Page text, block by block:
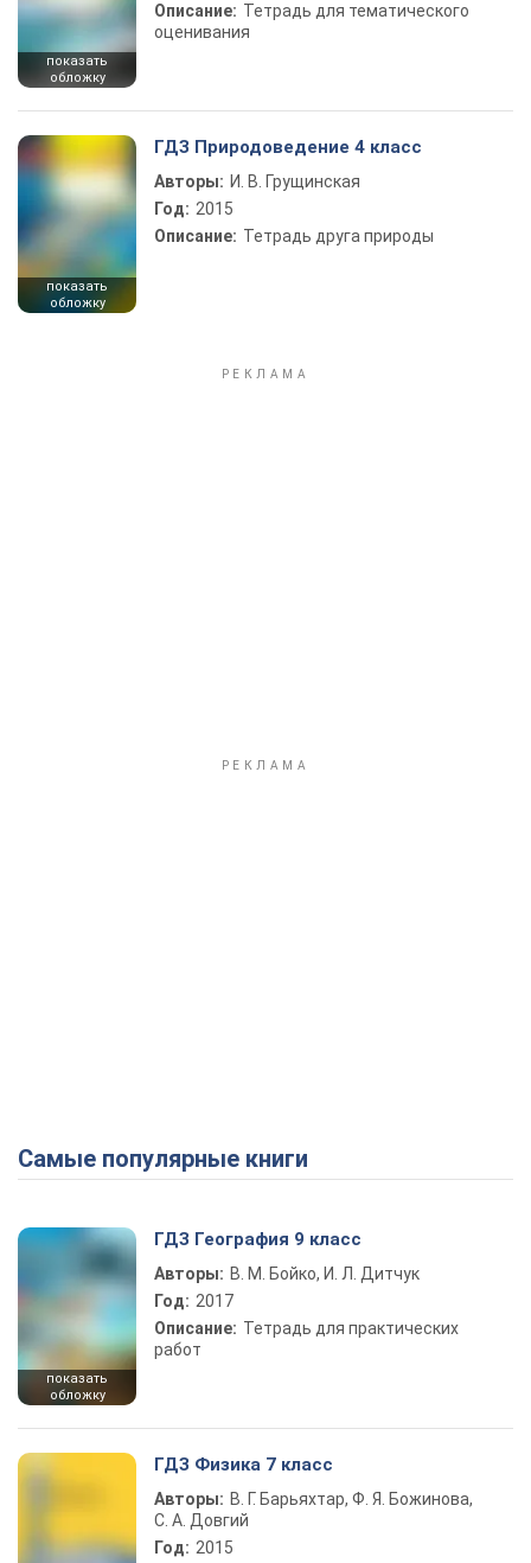
показать
обложку
Описание: Тетрадь для тематического
оценивания
показать
обложку
ГДЗ Природоведение 4 класс
Авторы: И. В. Грущинская
Год: 2015
Описание: Тетрадь друга природы
Самые популярные книги
показать
обложку
ГДЗ География 9 класс
Авторы: В. М. Бойко, И. Л. Дитчук
Год: 2017
Описание: Тетрадь для практических
работ
ГДЗ Физика 7 класс
Авторы: В. Г. Барьяхтар, Ф. Я. Божинова,
С. А. Довгий
Год: 2015